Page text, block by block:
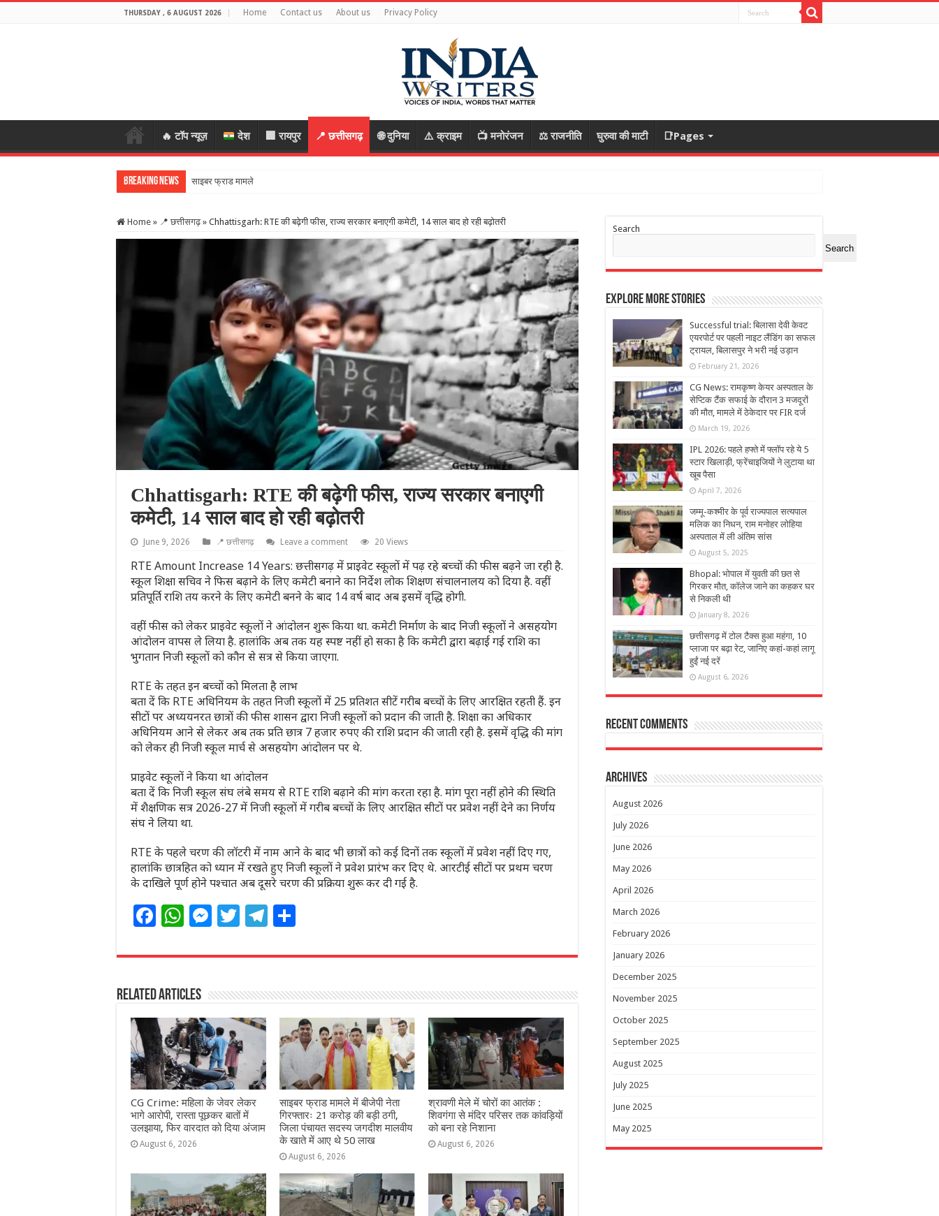
THURSDAY , 6 AUGUST 2026 Home Contact us About us Privacy Policy
🔥 टॉप न्यूज़ देश 🏢 रायपुर 📍 छत्तीसगढ़ 🌐 दुनिया ⚠️ क्राइम 📺 मनोरंजन ⚖️ राजनीति घुरुवा की माटी 📑Pages
Breaking News साइबर फ्राड मामले में बीजेपी नेता गिरफ्तार
Home » 📍 छत्तीसगढ़ » Chhattisgarh: RTE की बढ़ेगी फीस, राज्य सरकार बनाएगी कमेटी, 14 साल बाद हो रही बढ़ोतरी
Chhattisgarh: RTE की बढ़ेगी फीस, राज्य सरकार बनाएगी
कमेटी, 14 साल बाद हो रही बढ़ोतरी
June 9, 2026 📍 छत्तीसगढ़ Leave a comment 20 Views
RTE Amount Increase 14 Years: छत्तीसगढ़ में प्राइवेट स्कूलों में पढ़ रहे बच्चों की फीस बढ़ने जा रही है.
स्कूल शिक्षा सचिव ने फिस बढ़ाने के लिए कमेटी बनाने का निर्देश लोक शिक्षण संचालनालय को दिया है. वहीं
प्रतिपूर्ति राशि तय करने के लिए कमेटी बनने के बाद 14 वर्ष बाद अब इसमें वृद्धि होगी.
वहीं फीस को लेकर प्राइवेट स्कूलों ने आंदोलन शुरू किया था. कमेटी निर्माण के बाद निजी स्कूलों ने असहयोग
आंदोलन वापस ले लिया है. हालांकि अब तक यह स्पष्ट नहीं हो सका है कि कमेटी द्वारा बढ़ाई गई राशि का
भुगतान निजी स्कूलों को कौन से सत्र से किया जाएगा.
RTE के तहत इन बच्चों को मिलता है लाभ
बता दें कि RTE अधिनियम के तहत निजी स्कूलों में 25 प्रतिशत सीटें गरीब बच्चों के लिए आरक्षित रहती हैं. इन
सीटों पर अध्ययनरत छात्रों की फीस शासन द्वारा निजी स्कूलों को प्रदान की जाती है. शिक्षा का अधिकार
अधिनियम आने से लेकर अब तक प्रति छात्र 7 हजार रुपए की राशि प्रदान की जाती रही है. इसमें वृद्धि की मांग
को लेकर ही निजी स्कूल मार्च से असहयोग आंदोलन पर थे.
प्राइवेट स्कूलों ने किया था आंदोलन
बता दें कि निजी स्कूल संघ लंबे समय से RTE राशि बढ़ाने की मांग करता रहा है. मांग पूरा नहीं होने की स्थिति
में शैक्षणिक सत्र 2026-27 में निजी स्कूलों में गरीब बच्चों के लिए आरक्षित सीटों पर प्रवेश नहीं देने का निर्णय
संघ ने लिया था.
RTE के पहले चरण की लॉटरी में नाम आने के बाद भी छात्रों को कई दिनों तक स्कूलों में प्रवेश नहीं दिए गए,
हालांकि छात्रहित को ध्यान में रखते हुए निजी स्कूलों ने प्रवेश प्रारंभ कर दिए थे. आरटीई सीटों पर प्रथम चरण
के दाखिले पूर्ण होने पश्चात अब दूसरे चरण की प्रक्रिया शुरू कर दी गई है.
F
c
e
b
o
o
k
W
at
s
A
p
p
M
ss
n
g
e
r
T
itt
r
T
e
ra
m
ar
Related Articles
CG Crime: महिला के जेवर लेकर
भागे आरोपी, रास्ता पूछकर बातों में
उलझाया, फिर वारदात को दिया अंजाम
August 6, 2026
साइबर फ्राड मामले में बीजेपी नेता
गिरफ्तारः 21 करोड़ की बड़ी ठगी,
जिला पंचायत सदस्य जगदीश मालवीय
के खाते में आए थे 50 लाख
August 6, 2026
श्रावणी मेले में चोरों का आतंक :
शिवगंगा से मंदिर परिसर तक कांवड़ियों
को बना रहे निशाना
August 6, 2026
Search
Search
Explore More Stories
Successful trial: बिलासा देवी केवट
एयरपोर्ट पर पहली नाइट लैंडिंग का सफल
ट्रायल, बिलासपुर ने भरी नई उड़ान
February 21, 2026
CG News: रामकृष्ण केयर अस्पताल के
सेप्टिक टैंक सफाई के दौरान 3 मजदूरों
की मौत, मामले में ठेकेदार पर FIR दर्ज
March 19, 2026
IPL 2026: पहले हफ्ते में फ्लॉप रहे ये 5
स्टार खिलाड़ी, फ्रेंचाइजियों ने लुटाया था
खूब पैसा
April 7, 2026
जम्मू-कश्मीर के पूर्व राज्यपाल सत्यपाल
मलिक का निधन, राम मनोहर लोहिया
अस्पताल में ली अंतिम सांस
August 5, 2025
Bhopal: भोपाल में युवती की छत से
गिरकर मौत, कॉलेज जाने का कहकर घर
से निकली थी
January 8, 2026
छत्तीसगढ़ में टोल टैक्स हुआ महंगा, 10
प्लाजा पर बढ़ा रेट, जानिए कहां-कहां लागू
हुईं नई दरें
August 6, 2026
Recent Comments
Archives
August 2026
July 2026
June 2026
May 2026
April 2026
March 2026
February 2026
January 2026
December 2025
November 2025
October 2025
September 2025
August 2025
July 2025
June 2025
May 2025